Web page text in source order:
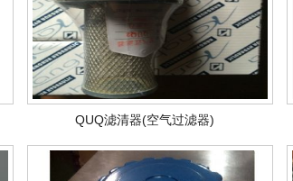
QUQ滤清器(空气过滤器)